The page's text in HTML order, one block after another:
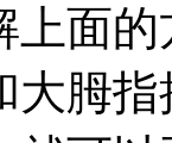
上面
大胟